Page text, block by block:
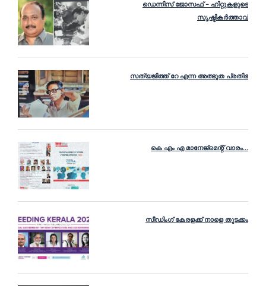
ഡെന്നിസ് ജോസഫ് – ഹിറ്റുകളുടെ
സൃഷ്ടികർത്താവ്
സത്യജിത്ത് റേ എന്ന അത്ഭുത പ്രതിഭ
കെ എം എ മാനേജ്‌മെന്റ് വാരം...
സീഡിംഗ് കേരളക്ക് നാളെ തുടക്കം